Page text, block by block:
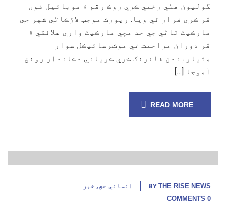
گوليون هڻي زخمي ڪري روڪ رقم ۽ موبائيل فون
ڦر ڪري فرار ٿي ويا. رپورٽ موجب لاڙڪاڻي شهر جي
مارڪيٽ ٿاڻي جي حد مڇي مارڪيٽ واري علائقي ۾
ڦر دوران مزاحمت تي موٽرسائيڪل سوار
هٿياربندن فائرنگ ڪري ڪرياني دڪاندار رونق
آهوجا […]
READ MORE
12
BY THE RISE NEWS انساني حق, خبر
0 COMMENTS